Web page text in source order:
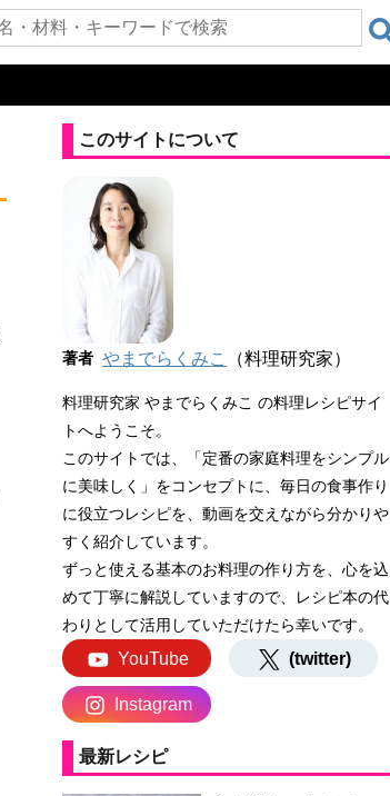
このサイトについて
著者 やまでらくみこ （料理研究家）
料理研究家 やまでらくみこ の料理レシピサイ
トへようこそ。
このサイトでは、「定番の家庭料理をシンプル
に美味しく」をコンセプトに、毎日の食事作り
に役立つレシピを、動画を交えながら分かりや
すく紹介しています。
ずっと使える基本のお料理の作り方を、心を込
めて丁寧に解説していますので、レシピ本の代
わりとして活用していただけたら幸いです。
YouTube (twitter)
Instagram
最新レシピ